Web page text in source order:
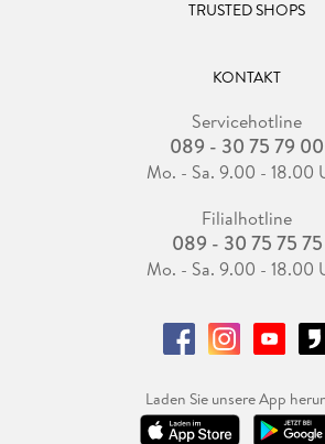
TRUSTED SHOPS
KONTAKT
Servicehotline
089 - 30 75 79 00
Mo. - Sa. 9.00 - 18.00
Filialhotline
089 - 30 75 75 75
Mo. - Sa. 9.00 - 18.00
Laden Sie unsere App